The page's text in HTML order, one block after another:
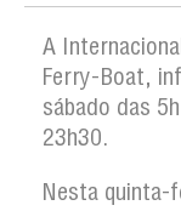
A
Ferry-Boat,
sábado das
23h30.
Nesta quinta-